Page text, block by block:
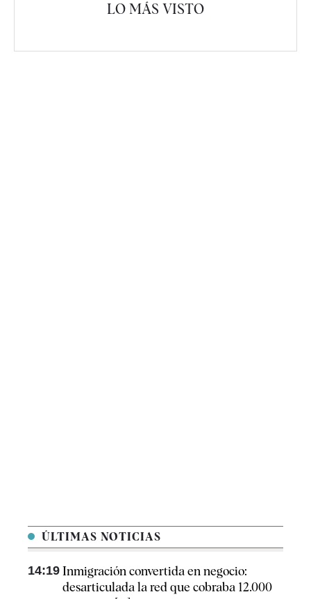
LO MÁS VISTO
ÚLTIMAS NOTICIAS
14:19 Inmigración convertida en negocio:
desarticulada la red que cobraba 12.000